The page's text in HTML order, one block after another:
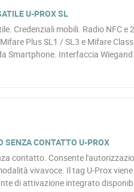
U-PROX SL
Credenziali mobili. Radio NFC e
Plus SL1 / SL3 e Mifare
Smartphone. Interfaccia
SENZA CONTATTO U-PROX
contatto. Consente
vivavoce. Il tag U-Prox
di attivazione integrato